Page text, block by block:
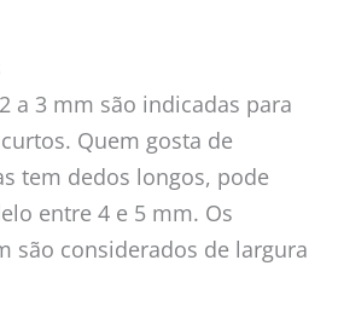
a 3 mm são indicadas para
Quem gosta de
tem dedos longos, pode
entre 4 e 5 mm. Os
são considerados de largura